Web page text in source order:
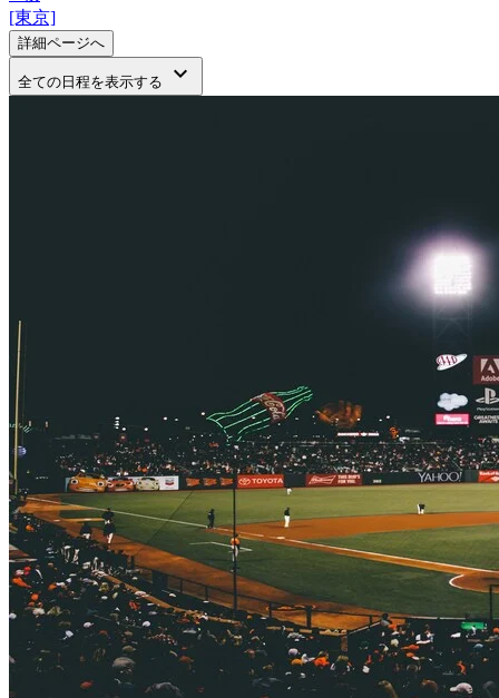
[東京]
詳細ページへ
全ての日程を表示する keyboard_arrow_down